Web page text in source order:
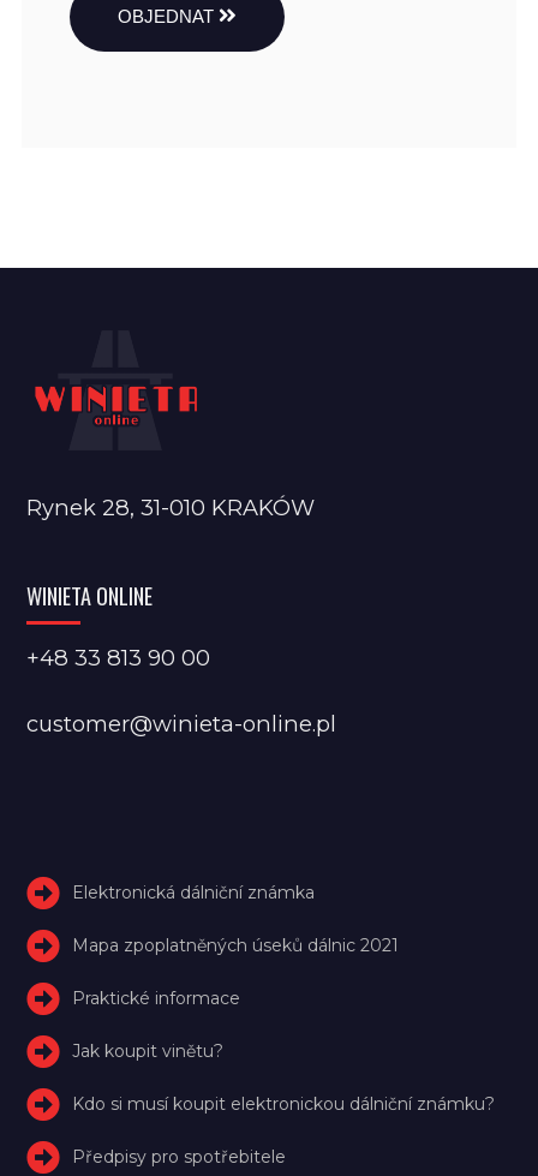
OBJEDNAT
Rynek 28, 31-010 KRAKÓW
WINIETA ONLINE
+48 33 813 90 00
customer@winieta-online.pl
Elektronická dálniční známka
Mapa zpoplatněných úseků dálnic 2021
Praktické informace
Jak koupit vinětu?
Kdo si musí koupit elektronickou dálniční známku?
Předpisy pro spotřebitele